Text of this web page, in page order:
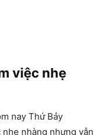
việc nhẹ
nay Thứ Bảy
nhàng nhưng vẫn